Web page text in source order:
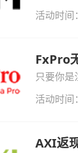
活动时间
FxPro
只要你
自动解锁
活动时间
AXI返